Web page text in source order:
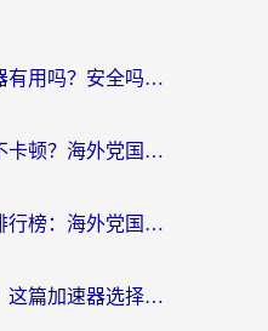
在国外打鸣潮用加速器有用吗？安全吗？海外玩家国服游戏加速全指南
德国怎么玩地鼠传奇不卡顿？海外党国服游戏加速全攻略（含战双EVE实用指南）
超越时空的猫加速器排行榜：海外党国服游戏不卡顿的终极选择指南
英国玩枪神纪总卡顿？这篇加速器选择指南帮你告别延迟（附实测推荐）